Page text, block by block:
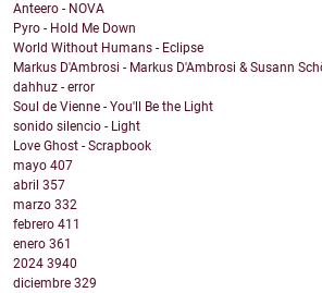
Anteero - NOVA
Pyro - Hold Me Down
World Without Humans - Eclipse
Markus D'Ambrosi - Markus D'Ambrosi & Susann
dahhuz - error
Soul de Vienne - You'll Be the Light
sonido silencio - Light
Love Ghost - Scrapbook
mayo 407
abril 357
marzo 332
febrero 411
enero 361
2024 3940
diciembre 329